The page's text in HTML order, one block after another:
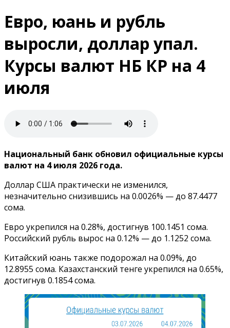
Евро, юань и рубль
выросли, доллар упал.
Курсы валют НБ КР на 4
июля
Национальный банк обновил официальные курсы
валют на 4 июля 2026 года.
Доллар США практически не изменился,
незначительно снизившись на 0.0026% — до 87.4477
сома.
Евро укрепился на 0.28%, достигнув 100.1451 сома.
Российский рубль вырос на 0.12% — до 1.1252 сома.
Китайский юань также подорожал на 0.09%, до
12.8955 сома. Казахстанский тенге укрепился на 0.65%,
достигнув 0.1854 сома.